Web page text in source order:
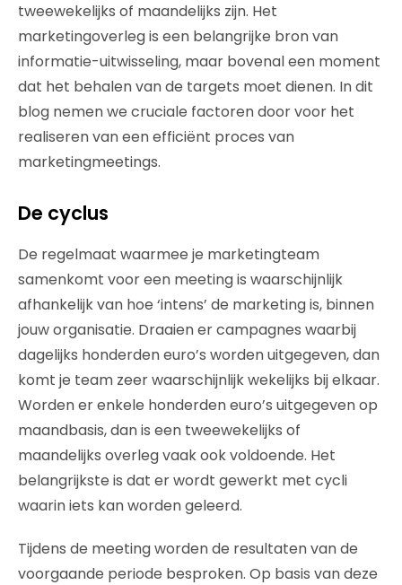
tweewekelijks of maandelijks zijn. Het
marketingoverleg is een belangrijke bron van
informatie-uitwisseling, maar bovenal een moment
dat het behalen van de targets moet dienen. In dit
blog nemen we cruciale factoren door voor het
realiseren van een efficiënt proces van
marketingmeetings.
De cyclus
De regelmaat waarmee je marketingteam
samenkomt voor een meeting is waarschijnlijk
afhankelijk van hoe ‘intens’ de marketing is, binnen
jouw organisatie. Draaien er campagnes waarbij
dagelijks honderden euro’s worden uitgegeven, dan
komt je team zeer waarschijnlijk wekelijks bij elkaar.
Worden er enkele honderden euro’s uitgegeven op
maandbasis, dan is een tweewekelijks of
maandelijks overleg vaak ook voldoende. Het
belangrijkste is dat er wordt gewerkt met cycli
waarin iets kan worden geleerd.
Tijdens de meeting worden de resultaten van de
voorgaande periode besproken. Op basis van deze